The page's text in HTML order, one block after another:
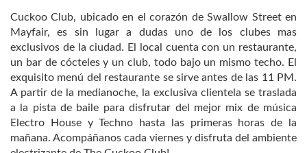
Cuckoo Club, ubicado en el corazón de Swallow Street en
Mayfair, es sin lugar a dudas uno de los clubes mas
exclusivos de la ciudad. El local cuenta con un restaurante,
un bar de cócteles y un club, todo bajo un mismo techo. El
exquisito menú del restaurante se sirve antes de las 11 PM.
A partir de la medianoche, la exclusiva clientela se traslada
a la pista de baile para disfrutar del mejor mix de música
Electro House y Techno hasta las primeras horas de la
mañana. Acompáñanos cada viernes y disfruta del ambiente